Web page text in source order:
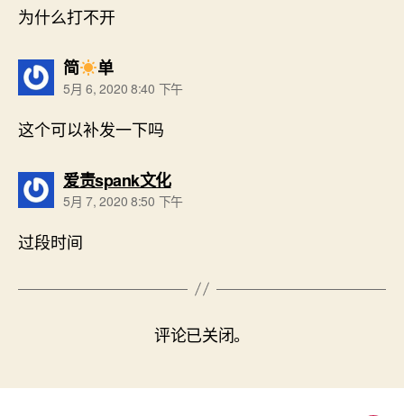
为什么打不开
简 单说：
5月 6, 2020 8:40 下午
这个可以补发一下吗
爱责spank文化说：
5月 7, 2020 8:50 下午
过段时间
评论已关闭。